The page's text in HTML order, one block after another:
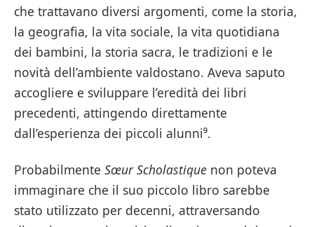
che trattavano diversi argomenti, come la storia,
la geografia, la vita sociale, la vita quotidiana
dei bambini, la storia sacra, le tradizioni e le
novità dell’ambiente valdostano. Aveva saputo
accogliere e sviluppare l’eredità dei libri
precedenti, attingendo direttamente
dall’esperienza dei piccoli alunni⁹.
Probabilmente Sœur Scholastique non poteva
immaginare che il suo piccolo libro sarebbe
stato utilizzato per decenni, attraversando